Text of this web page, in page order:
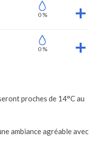
0 %
0 %
proches de 14°C au
ambiance agréable avec